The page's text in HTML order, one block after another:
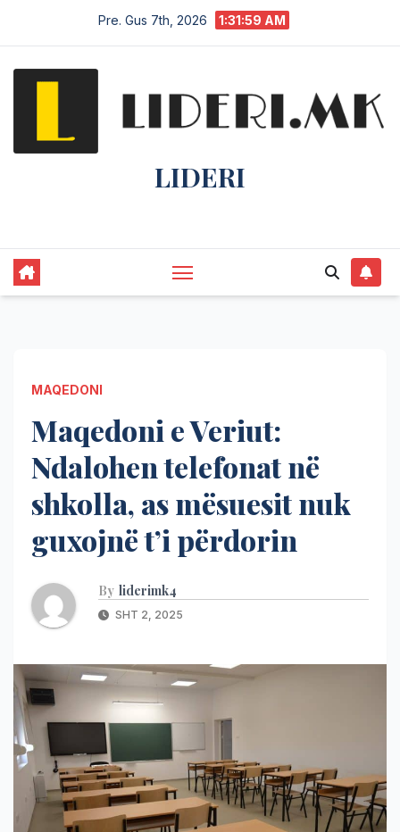
Pre. Gus 7th, 2026 1:31:59 AM
LIDERI
MAQEDONI
Maqedoni e Veriut:
Ndalohen telefonat në
shkolla, as mësuesit nuk
guxojnë t’i përdorin
By liderimk4
SHT 2, 2025